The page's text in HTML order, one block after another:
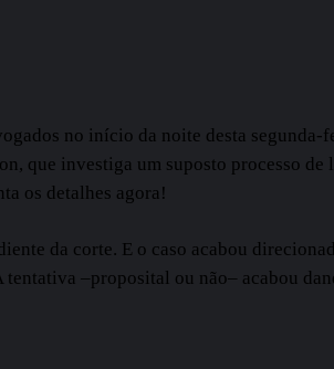
no início da noite desta segunda-
que investiga um suposto processo de
os detalhes agora!
da corte. E o caso acabou
–proposital ou não– acabou